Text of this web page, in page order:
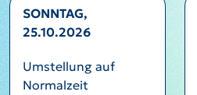
SONNTAG,
25.10.2026
Umstellung auf
Normalzeit